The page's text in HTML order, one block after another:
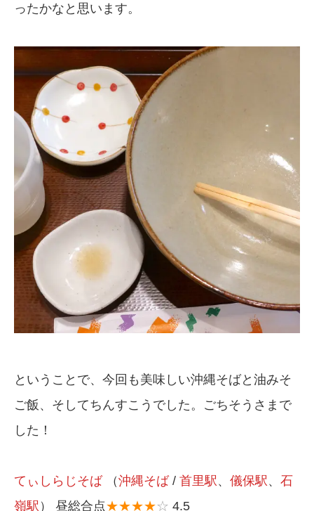
ったかなと思います。
ということで、今回も美味しい沖縄そばと油みそ
ご飯、そしてちんすこうでした。ごちそうさまで
した！
てぃしらじそば（沖縄そば/ 首里駅 、 儀保駅 、 石
嶺駅 ） 昼総合点★★★★☆ 4.5